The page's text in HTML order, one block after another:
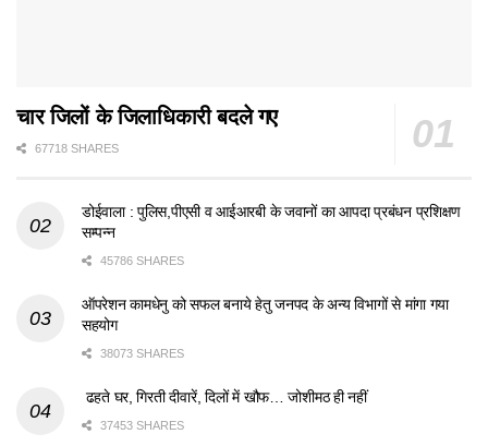
चार जिलों के जिलाधिकारी बदले गए
67718 SHARES
डोईवाला : पुलिस,पीएसी व आईआरबी के जवानों का आपदा प्रबंधन प्रशिक्षण
सम्पन्न
45786 SHARES
ऑपरेशन कामधेनु को सफल बनाये हेतु जनपद के अन्य विभागों से मांगा गया
सहयोग
38073 SHARES
ढहते घर, गिरती दीवारें, दिलों में खौफ… जोशीमठ ही नहीं
37453 SHARES